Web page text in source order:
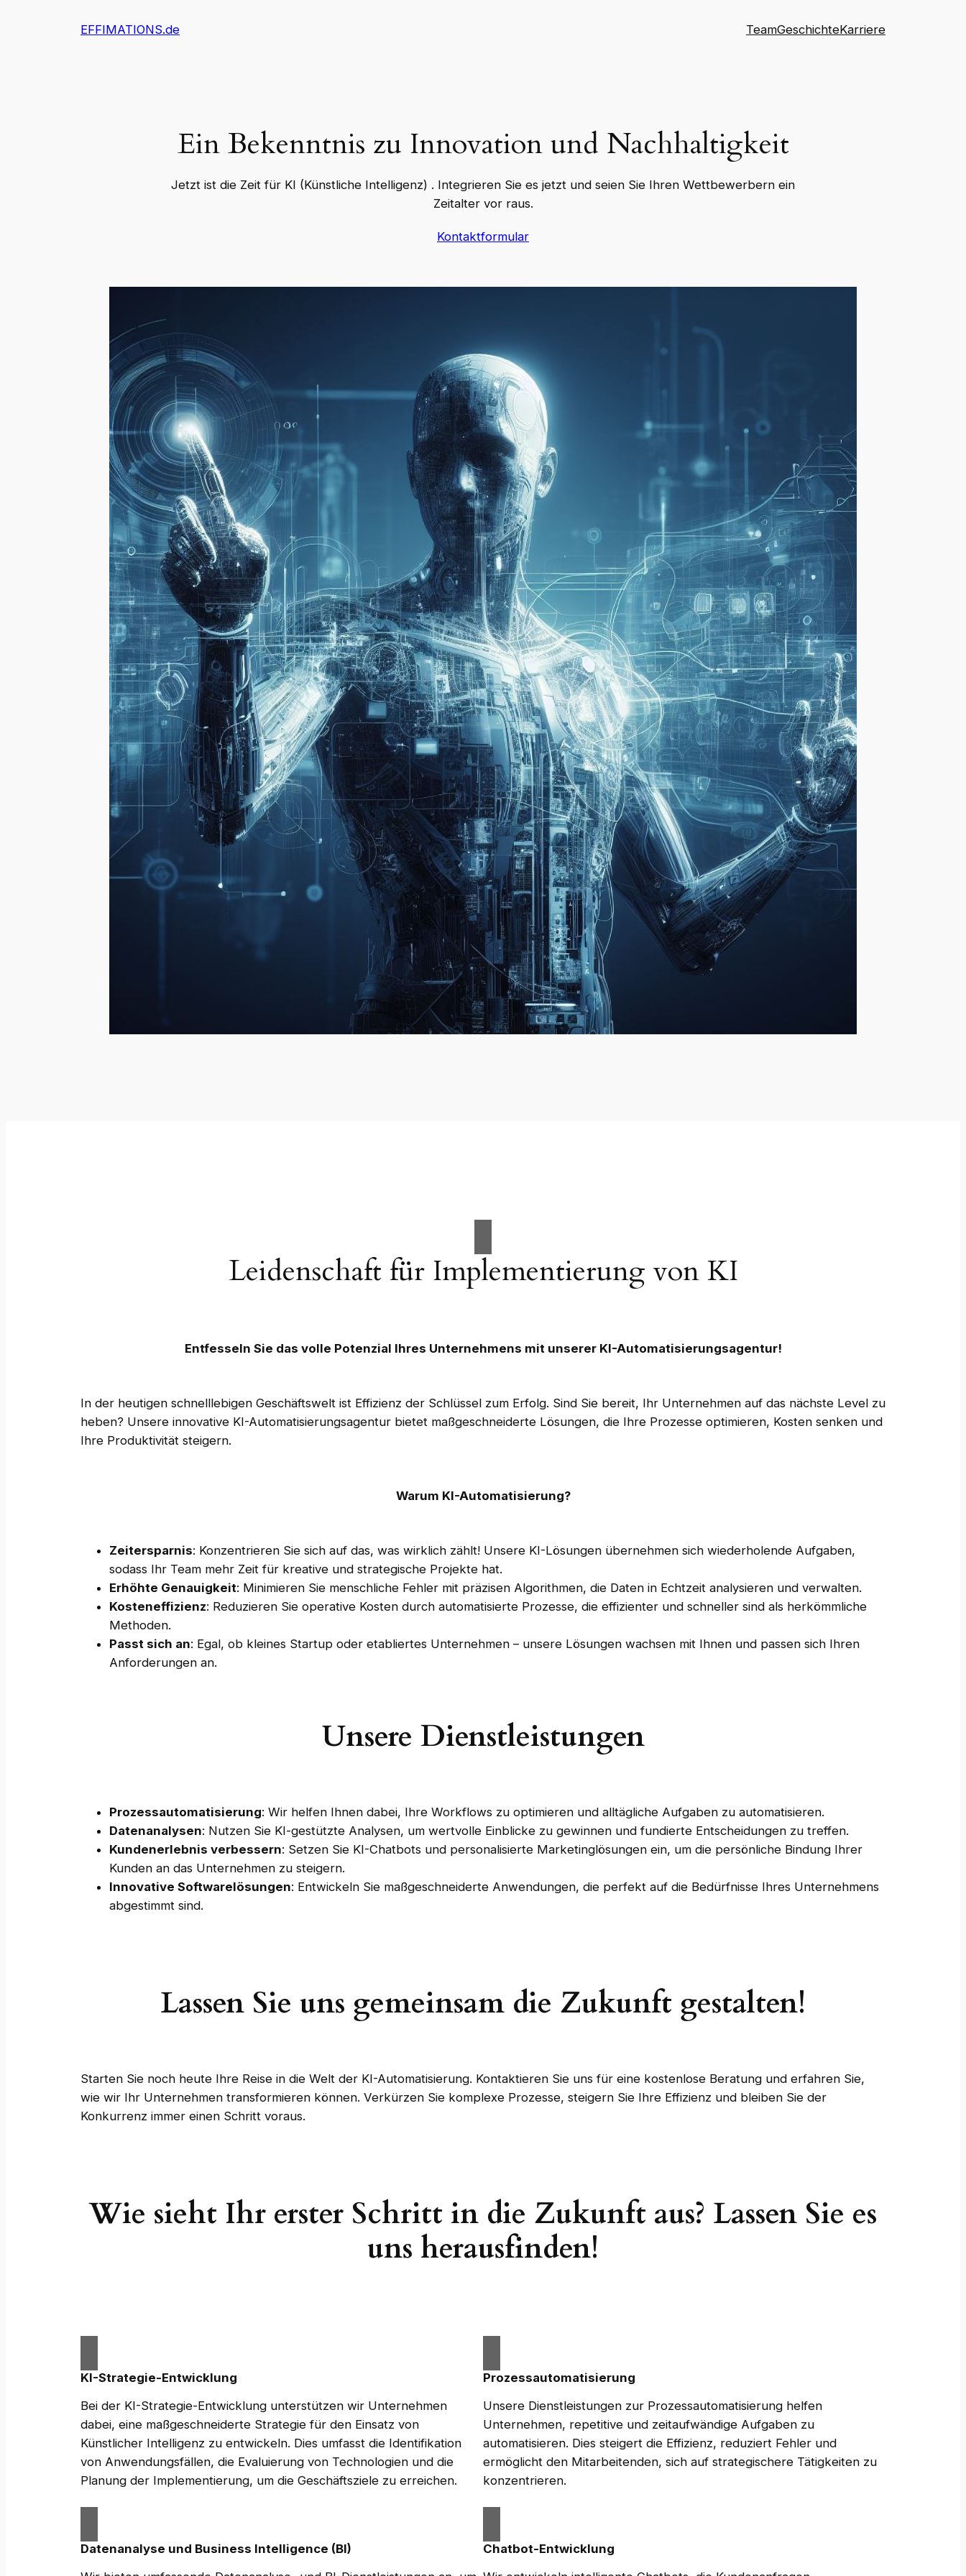
EFFIMATIONS.de TeamGeschichteKarriere
Ein Bekenntnis zu Innovation und Nachhaltigkeit
Jetzt ist die Zeit für KI (Künstliche Intelligenz) . Integrieren Sie es jetzt und seien Sie Ihren Wettbewerbern ein
Zeitalter vor raus.
Kontaktformular
Leidenschaft für Implementierung von KI
Entfesseln Sie das volle Potenzial Ihres Unternehmens mit unserer KI-Automatisierungsagentur!
In der heutigen schnelllebigen Geschäftswelt ist Effizienz der Schlüssel zum Erfolg. Sind Sie bereit, Ihr Unternehmen auf das nächste Level zu
heben? Unsere innovative KI-Automatisierungsagentur bietet maßgeschneiderte Lösungen, die Ihre Prozesse optimieren, Kosten senken und
Ihre Produktivität steigern.
Warum KI-Automatisierung?
Zeitersparnis: Konzentrieren Sie sich auf das, was wirklich zählt! Unsere KI-Lösungen übernehmen sich wiederholende Aufgaben,
sodass Ihr Team mehr Zeit für kreative und strategische Projekte hat.
Erhöhte Genauigkeit: Minimieren Sie menschliche Fehler mit präzisen Algorithmen, die Daten in Echtzeit analysieren und verwalten.
Kosteneffizienz: Reduzieren Sie operative Kosten durch automatisierte Prozesse, die effizienter und schneller sind als herkömmliche
Methoden.
Passt sich an: Egal, ob kleines Startup oder etabliertes Unternehmen – unsere Lösungen wachsen mit Ihnen und passen sich Ihren
Anforderungen an.
Unsere Dienstleistungen
Prozessautomatisierung: Wir helfen Ihnen dabei, Ihre Workflows zu optimieren und alltägliche Aufgaben zu automatisieren.
Datenanalysen: Nutzen Sie KI-gestützte Analysen, um wertvolle Einblicke zu gewinnen und fundierte Entscheidungen zu treffen.
Kundenerlebnis verbessern: Setzen Sie KI-Chatbots und personalisierte Marketinglösungen ein, um die persönliche Bindung Ihrer
Kunden an das Unternehmen zu steigern.
Innovative Softwarelösungen: Entwickeln Sie maßgeschneiderte Anwendungen, die perfekt auf die Bedürfnisse Ihres Unternehmens
abgestimmt sind.
Lassen Sie uns gemeinsam die Zukunft gestalten!
Starten Sie noch heute Ihre Reise in die Welt der KI-Automatisierung. Kontaktieren Sie uns für eine kostenlose Beratung und erfahren Sie,
wie wir Ihr Unternehmen transformieren können. Verkürzen Sie komplexe Prozesse, steigern Sie Ihre Effizienz und bleiben Sie der
Konkurrenz immer einen Schritt voraus.
Wie sieht Ihr erster Schritt in die Zukunft aus? Lassen Sie es
uns herausfinden!
KI-Strategie-Entwicklung
Bei der KI-Strategie-Entwicklung unterstützen wir Unternehmen
dabei, eine maßgeschneiderte Strategie für den Einsatz von
Künstlicher Intelligenz zu entwickeln. Dies umfasst die Identifikation
von Anwendungsfällen, die Evaluierung von Technologien und die
Planung der Implementierung, um die Geschäftsziele zu erreichen.
Prozessautomatisierung
Unsere Dienstleistungen zur Prozessautomatisierung helfen
Unternehmen, repetitive und zeitaufwändige Aufgaben zu
automatisieren. Dies steigert die Effizienz, reduziert Fehler und
ermöglicht den Mitarbeitenden, sich auf strategischere Tätigkeiten zu
konzentrieren.
Datenanalyse und Business Intelligence (BI)
Chatbot-Entwicklung